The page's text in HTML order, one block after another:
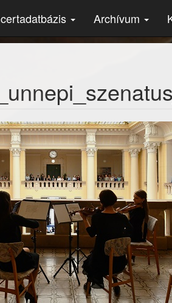
Archívum